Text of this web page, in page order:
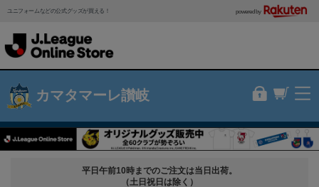
ユニフォームなどの公式グッズが買える！ powered by
カマタマーレ讃岐
平日午前10時までのご注文は当日出荷。
（土日祝日は除く）